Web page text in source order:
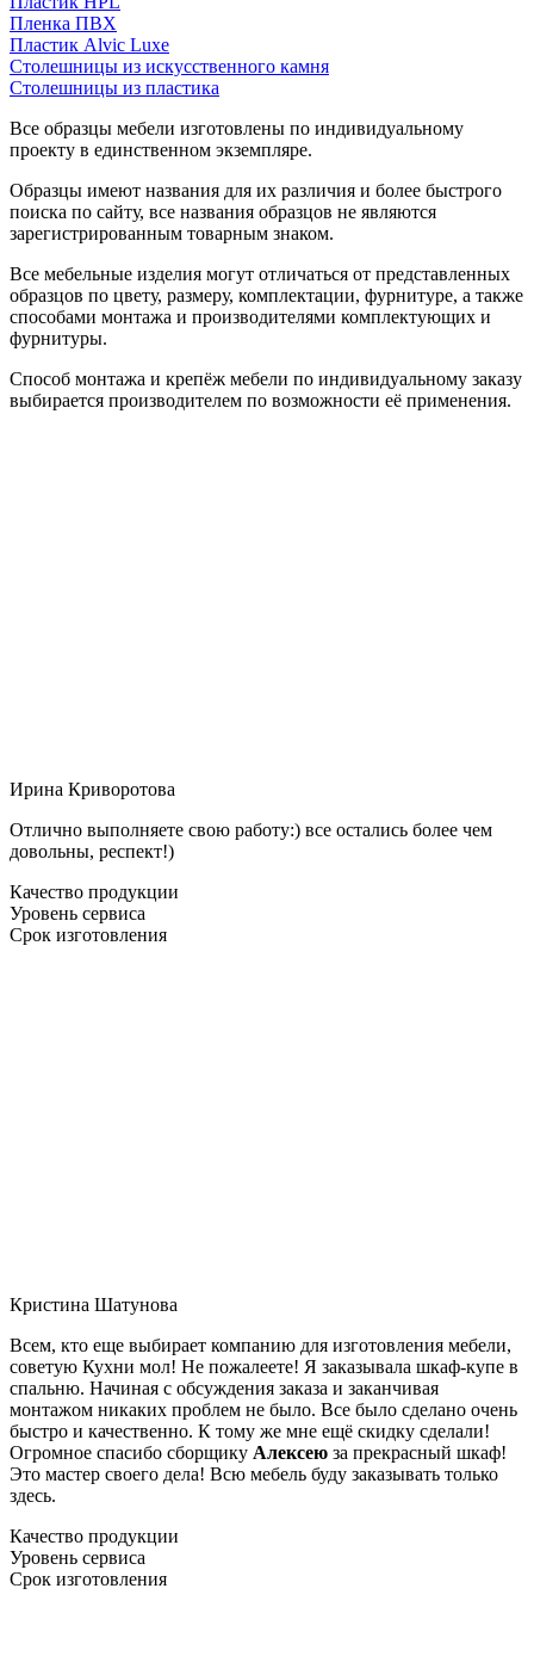
Пленка ПВХ
Пластик Alvic Luxe
Столешницы из искусственного камня
Столешницы из пластика
Все образцы мебели изготовлены по индивидуальному
проекту в единственном экземпляре.
Образцы имеют названия для их различия и более быстрого
поиска по сайту, все названия образцов не являются
зарегистрированным товарным знаком.
Все мебельные изделия могут отличаться от представленных
образцов по цвету, размеру, комплектации, фурнитуре, а также
способами монтажа и производителями комплектующих и
фурнитуры.
Способ монтажа и крепёж мебели по индивидуальному заказу
выбирается производителем по возможности её применения.
Ирина Криворотова
Отлично выполняете свою работу:) все остались более чем
довольны, респект!)
Качество продукции
Уровень сервиса
Срок изготовления
Кристина Шатунова
Всем, кто еще выбирает компанию для изготовления мебели,
советую Кухни мол! Не пожалеете! Я заказывала шкаф-купе в
спальню. Начиная с обсуждения заказа и заканчивая
монтажом никаких проблем не было. Все было сделано очень
быстро и качественно. К тому же мне ещё скидку сделали!
Огромное спасибо сборщику Алексею за прекрасный шкаф!
Это мастер своего дела! Всю мебель буду заказывать только
здесь.
Качество продукции
Уровень сервиса
Срок изготовления